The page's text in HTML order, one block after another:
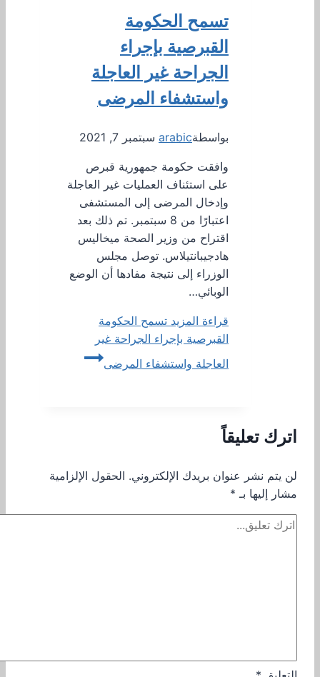
تسمح الحكومة
القبرصية بإجراء
الجراحة غير العاجلة
واستشفاء المرضى
بواسطةarabic سبتمبر 7, 2021
وافقت حكومة جمهورية قبرص
على استئناف العمليات غير العاجلة
وإدخال المرضى إلى المستشفى
اعتبارًا من 8 سبتمبر. تم ذلك بعد
اقتراح من وزير الصحة ميخاليس
هادجيبانتيلاس. توصل مجلس
الوزراء إلى نتيجة مفادها أن الوضع
الوبائي…
قراءة المزيد تسمح الحكومة
القبرصية بإجراء الجراحة غير
العاجلة واستشفاء المرضى
اترك تعليقاً
لن يتم نشر عنوان بريدك الإلكتروني. الحقول الإلزامية
مشار إليها بـ *